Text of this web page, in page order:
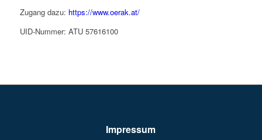
Zugang dazu: https://www.oerak.at/
UID-Nummer: ATU 57616100
Impressum